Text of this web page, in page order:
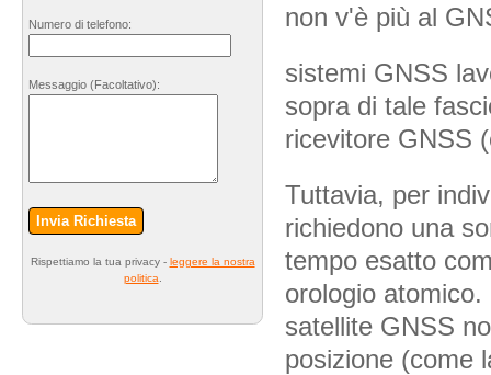
non v'è più al
sistemi GNSS
sopra di tale
ricevitore GNSS
Tuttavia, per
richiedono una
tempo esatto
orologio
satellite GNSS
posizione (come
Numero di telefono:
Messaggio (Facoltativo):
Invia Richiesta
Rispettiamo la tua privacy - leggere la nostra
politica.